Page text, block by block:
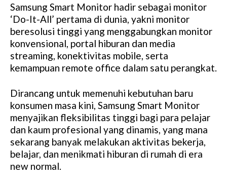
M
u
t
e
Samsung Smart Monitor hadir sebagai monitor
‘Do-It-All’ pertama di dunia, yakni monitor
beresolusi tinggi yang menggabungkan monitor
konvensional, portal hiburan dan media
streaming, konektivitas mobile, serta
kemampuan remote office dalam satu perangkat.
Dirancang untuk memenuhi kebutuhan baru
konsumen masa kini, Samsung Smart Monitor
menyajikan fleksibilitas tinggi bagi para pelajar
dan kaum profesional yang dinamis, yang mana
sekarang banyak melakukan aktivitas bekerja,
belajar, dan menikmati hiburan di rumah di era
new normal.